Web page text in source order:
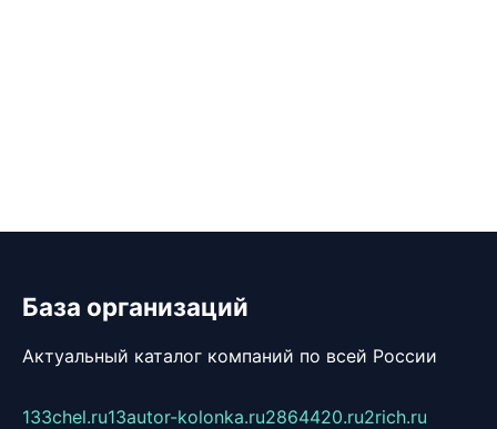
База организаций
Актуальный каталог компаний по всей России
133chel.ru13autor-kolonka.ru2864420.ru2rich.ru